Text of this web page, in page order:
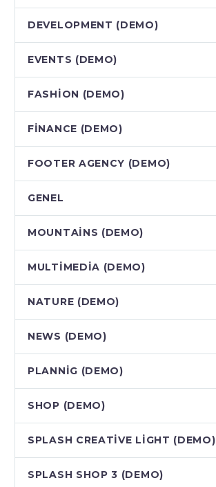
DEVELOPMENT (DEMO)
EVENTS (DEMO)
FASHION (DEMO)
FINANCE (DEMO)
FOOTER AGENCY (DEMO)
GENEL
MOUNTAINS (DEMO)
MULTIMEDIA (DEMO)
NATURE (DEMO)
NEWS (DEMO)
PLANNIG (DEMO)
SHOP (DEMO)
SPLASH CREATIVE LIGHT (DEMO)
SPLASH SHOP 3 (DEMO)